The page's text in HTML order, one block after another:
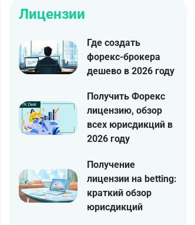
Лицензии
Где создать
форекс-брокера
дешево в 2026 году
Получить Форекс
лицензию, обзор
всех юрисдикций в
2026 году
Получение
лицензии на betting:
краткий обзор
юрисдикций